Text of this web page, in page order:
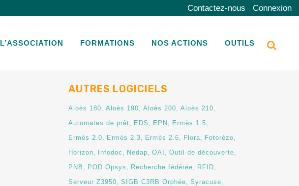
Contactez-nous Connexion
L’ASSOCIATION FORMATIONS NOS ACTIONS OUTILS
AUTRES LOGICIELS
Aloès 180 Aloès 190 Aloès 200
Aloès 210
Automates de prêt
EDS EPN
Ermès 1.5
Ermès 2.0
Ermès 2.3 Ermès 2.6 Flora
Fotorézo
Horizon
Infodoc Nedap OAI
Outil de découverte
PNB
POD Opsys Recherche fédérée
RFID
Serveur Z3950
SIGB C3RB Orphée
Syracuse